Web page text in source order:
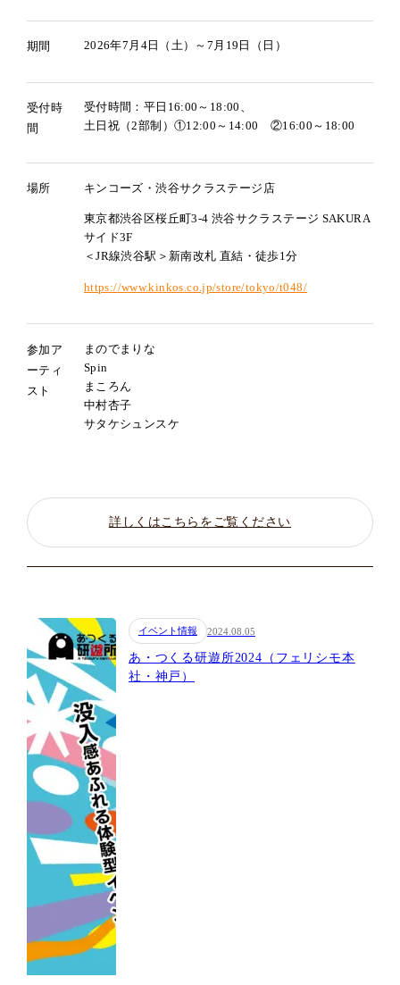
期間 2026年7月4日（土）～7月19日（日）
受付時
間
受付時間：平日16:00～18:00、
土日祝（2部制）①12:00～14:00 ②16:00～18:00
場所 キンコーズ・渋谷サクラステージ店
東京都渋谷区桜丘町3-4 渋谷サクラステージ SAKURA
サイド3F
＜JR線渋谷駅＞新南改札 直結・徒歩1分
https://www.kinkos.co.jp/store/tokyo/t048/
参加ア
ーティ
スト
まのでまりな
Spin
まころん
中村杏子
サタケシュンスケ
詳しくはこちらをご覧ください
あ・つくる研遊所2024（フェリシモ本
社・神戸）
イベント情報 2024.08.05